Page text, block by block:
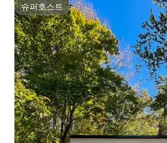
슈퍼호스트
슈퍼호스트